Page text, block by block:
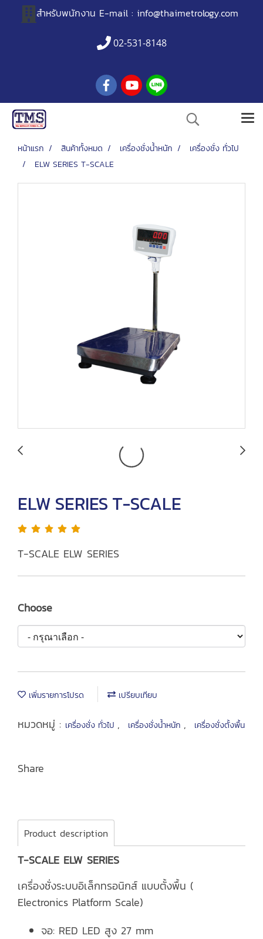
สำหรับพนักงาน E-mail : info@thaimetrology.com
02-531-8148
หน้าแรก สินค้าทั้งหมด เครื่องชั่งน้ำหนัก
เครื่องชั่ง ทั่วไป
ELW SERIES T-SCALE
ELW SERIES T-SCALE
T-SCALE ELW SERIES
Choose
เพิ่มรายการโปรด เปรียบเทียบ
หมวดหมู่ : เครื่องชั่ง ทั่วไป , เครื่องชั่งน้ำหนัก , เครื่องชั่งตั้งพื้น
Share
Product description
T-SCALE ELW SERIES
เครื่องชั่งระบบอิเล็กทรอนิกส์ แบบตั้งพื้น (
Electronics Platform Scale)
จอ: RED LED สูง 27 mm